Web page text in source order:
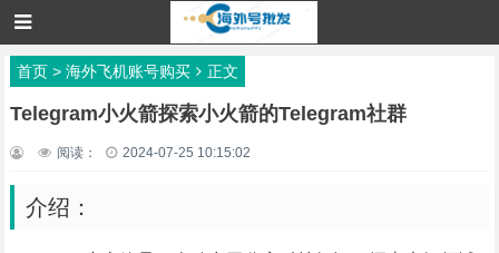
首页> 海外飞机账号购买 正文
Telegram小火箭探索小火箭的Telegram社群
阅读： 2024-07-25 10:15:02
介绍：